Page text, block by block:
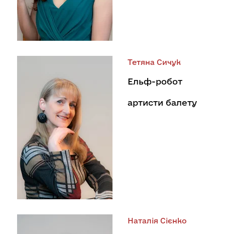
Тетяна Сичук
Ельф-робот
артисти балету
Наталія Сієнко